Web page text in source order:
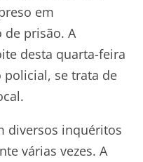
em
prisão. A
desta quarta-feira
policial, se trata de
diversos inquéritos
várias vezes. A